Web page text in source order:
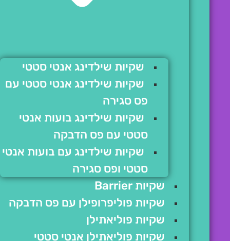
שקיות שילדינג אנטי סטטי
שקיות שילדינג אנטי סטטי עם
פס סגירה
שקיות שילדינג בועות אנטי
סטטי עם פס הדבקה
שקיות שילדינג עם בועות אנטי
סטטי ופס סגירה
שקיות Barrier
שקיות פוליפרופילן עם פס הדבקה
שקיות פוליאתילן
שקיות פוליאתילן אנטי סטטי